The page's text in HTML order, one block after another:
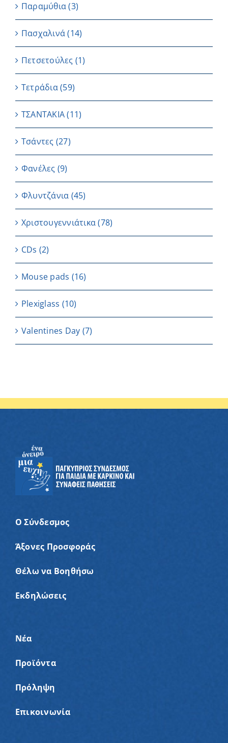
Παραμύθια (3)
Πασχαλινά (14)
Πετσετούλες (1)
Τετράδια(59)
ΤΣΑΝΤΑΚΙΑ (11)
Τσάντες (27)
Φανέλες (9)
Φλυντζάνια (45)
Χριστουγεννιάτικα(78)
CDs (2)
Μouse pads (16)
Plexiglass (10)
Valentines Day (7)
Ο Σύνδεσμος
Άξονες Προσφοράς
Θέλω να Βοηθήσω
Εκδηλώσεις
Νέα
Προϊόντα
Πρόληψη
Επικοινωνία